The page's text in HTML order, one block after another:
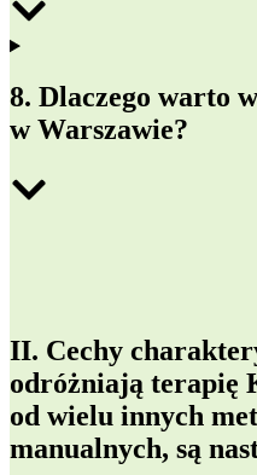
8. Dlaczego warto
w Warszawie?
II. Cechy
odróżniają terapię
od wielu innych
manualnych, są